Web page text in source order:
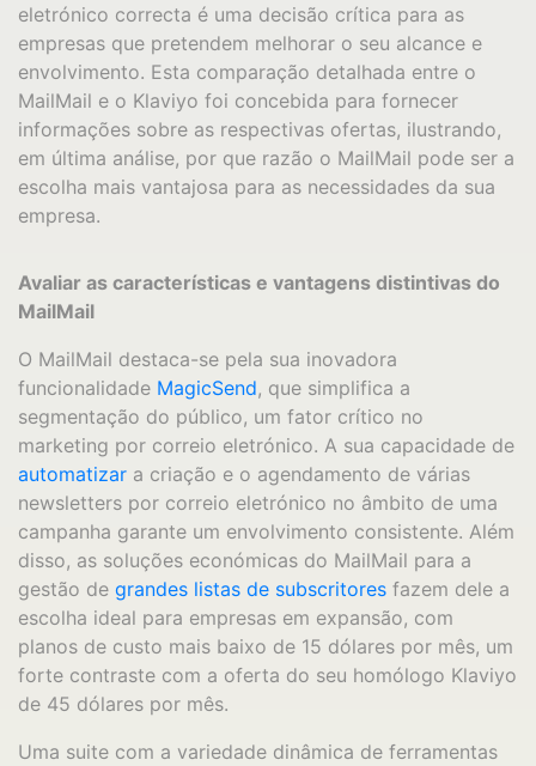
eletrónico correcta é uma decisão crítica para as
empresas que pretendem melhorar o seu alcance e
envolvimento. Esta comparação detalhada entre o
MailMail e o Klaviyo foi concebida para fornecer
informações sobre as respectivas ofertas, ilustrando,
em última análise, por que razão o MailMail pode ser a
escolha mais vantajosa para as necessidades da sua
empresa.
Avaliar as características e vantagens distintivas do
MailMail
O MailMail destaca-se pela sua inovadora
funcionalidade MagicSend, que simplifica a
segmentação do público, um fator crítico no
marketing por correio eletrónico. A sua capacidade de
automatizar a criação e o agendamento de várias
newsletters por correio eletrónico no âmbito de uma
campanha garante um envolvimento consistente. Além
disso, as soluções económicas do MailMail para a
gestão de grandes listas de subscritores fazem dele a
escolha ideal para empresas em expansão, com
planos de custo mais baixo de 15 dólares por mês, um
forte contraste com a oferta do seu homólogo Klaviyo
de 45 dólares por mês.
Uma suite com a variedade dinâmica de ferramentas